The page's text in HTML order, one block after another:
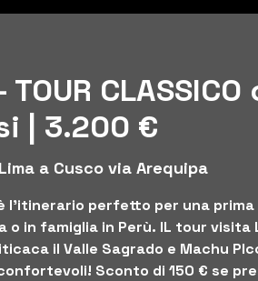
| 3.200 €
a Cusco via Arequipa
è l'itinerario perfetto per una prima
o in famiglia in Perù. IL tour visita
il Valle Sagrado e Machu
Sconto di 150 € se